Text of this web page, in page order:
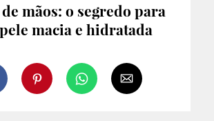
mãos: o segredo para
macia e hidratada